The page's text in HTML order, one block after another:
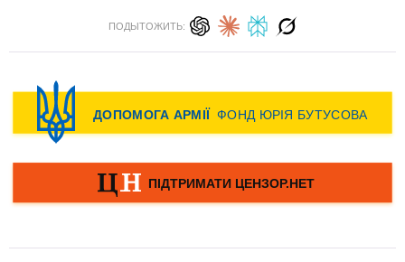
ПОДЫТОЖИТЬ: